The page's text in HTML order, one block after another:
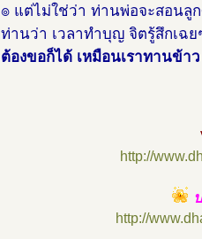
๏ แต่ไม่ใช่ว่า ท่านพ่อจะสอนลู
ท่านว่า เวลาทำบุญ จิตรู้สึกเฉ
ต้องขอก็ได้ เหมือนเราทานข้า
http://
http://